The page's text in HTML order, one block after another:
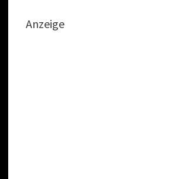
Anzeige